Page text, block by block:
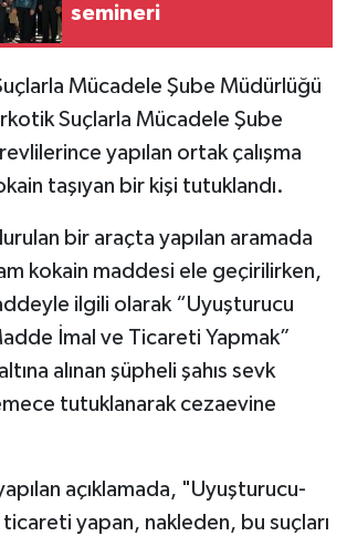
semineri
Mücadele Şube Müdürlüğü
Suçlarla Mücadele Şube
yapılan ortak çalışma
taşıyan bir kişi tutuklandı.
bir araçta yapılan aramada
kokain maddesi ele geçirilirken,
ilgili olarak “Uyuşturucu
İmal ve Ticareti Yapmak”
alınan şüpheli şahıs sevk
tutuklanarak cezaevine
açıklamada, "Uyuşturucu-
ticareti yapan, nakleden, bu suçları